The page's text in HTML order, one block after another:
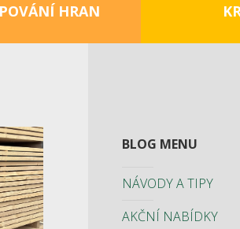
HRAN
BLOG MENU
NÁVODY A TIPY
AKČNÍ NABÍDKY